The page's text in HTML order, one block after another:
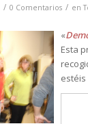
/ 0 Comentarios / en
«
Esta